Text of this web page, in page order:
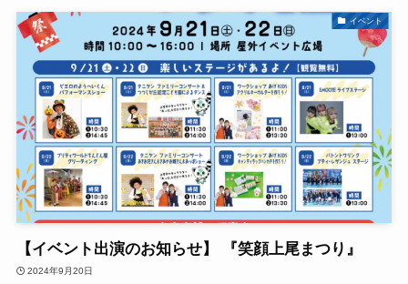
イベント
【イベント出演のお知らせ】 『笑顔上尾まつり』
2024年9月20日